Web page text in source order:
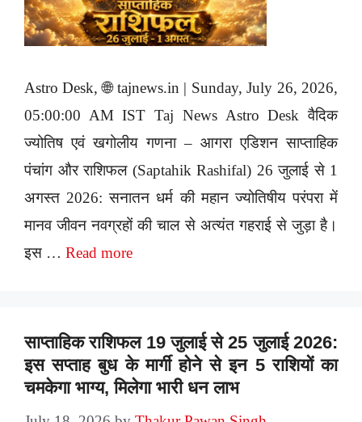
Astro Desk, 🌐 tajnews.in | Sunday, July 26, 2026,
05:00:00 AM IST Taj News Astro Desk वैदिक
ज्योतिष एवं खगोलीय गणना – आगरा एडिशन साप्ताहिक
पंचांग और राशिफल (Saptahik Rashifal) 26 जुलाई से 1
अगस्त 2026: सनातन धर्म की महान ज्योतिषीय परंपरा में
मानव जीवन नवग्रहों की चाल से अत्यंत गहराई से जुड़ा है।
इस … Read more
साप्ताहिक राशिफल 19 जुलाई से 25 जुलाई 2026:
इस सप्ताह बुध के मार्गी होने से इन 5 राशियों का
चमकेगा भाग्य, मिलेगा भारी धन लाभ